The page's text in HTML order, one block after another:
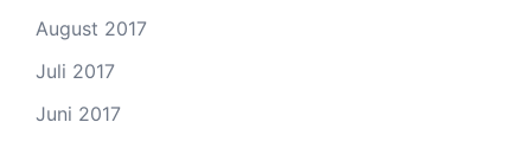
August 2017
Juli 2017
Juni 2017